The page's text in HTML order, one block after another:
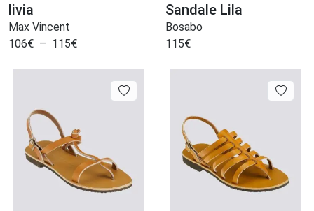
livia
Max Vincent
106€ – 115€
Sandale Lila
Bosabo
115€